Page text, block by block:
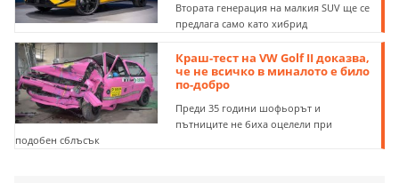
Втората генерация на малкия SUV ще се
предлага само като хибрид
Краш-тест на VW Golf II доказва,
че не всичко в миналото е било
по-добро
Преди 35 години шофьорът и
пътниците не биха оцелели при
подобен сблъсък